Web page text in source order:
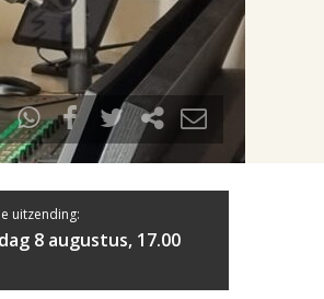
uitzending:
8 augustus, 17.00